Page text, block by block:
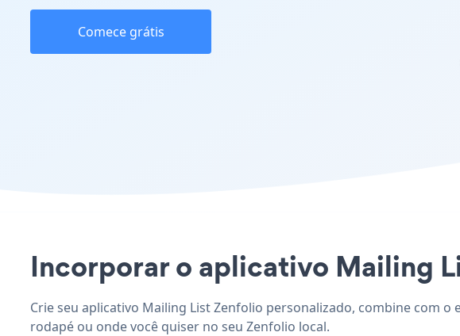
Comece grátis
Incorporar o aplicativo Mailing
Crie seu aplicativo Mailing List Zenfolio personalizado, combine com
rodapé ou onde você quiser no seu Zenfolio local.